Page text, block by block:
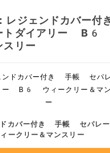
ジェンドカバー
トダイアリー B6
スリー
ドカバー付き 手帳 セパレー
クリー＆マンスリー